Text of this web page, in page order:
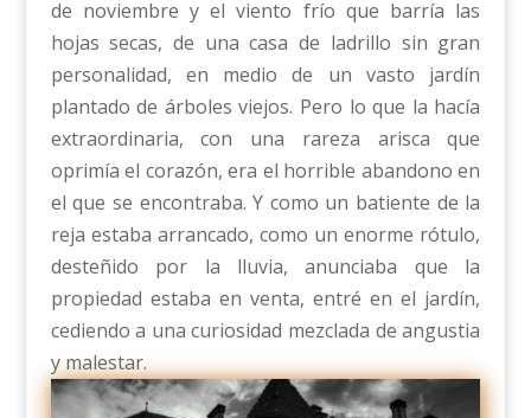
de noviembre y el viento frío que barría las
hojas secas, de una casa de ladrillo sin gran
personalidad, en medio de un vasto jardín
plantado de árboles viejos. Pero lo que la hacía
extraordinaria, con una rareza arisca que
oprimía el corazón, era el horrible abandono en
el que se encontraba. Y como un batiente de la
reja estaba arrancado, como un enorme rótulo,
desteñido por la lluvia, anunciaba que la
propiedad estaba en venta, entré en el jardín,
cediendo a una curiosidad mezclada de angustia
y malestar.